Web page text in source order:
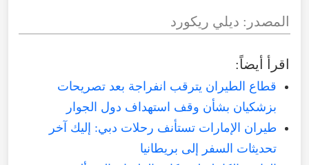
المصدر : ديلي ريكورد
اقرأ أيضاً:
قطاع الطيران يترقب انفراجة بعد تصريحات
بزشكيان بشأن وقف استهداف دول الجوار
طيران الإمارات تستأنف رحلات دبي: إليك آخر
تحديثات السفر إلى بريطانيا